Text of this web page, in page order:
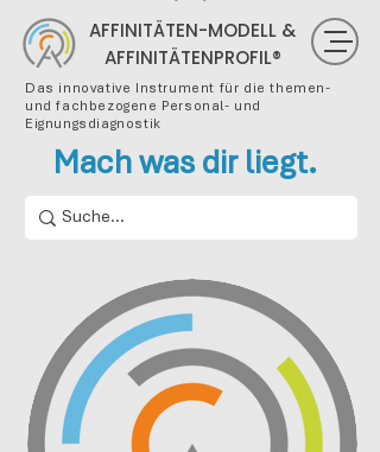
AFFINITÄTEN-MODELL &
AFFINITÄTENPROFIL®
Das innovative Instrument für die themen-
und fachbezogene Personal- und
Eignungsdiagnostik
Mach was dir liegt.